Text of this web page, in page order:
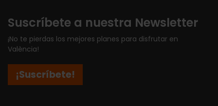
Suscríbete a nuestra Newsletter
¡No te pierdas los mejores planes para disfrutar en
València!
¡Suscríbete!